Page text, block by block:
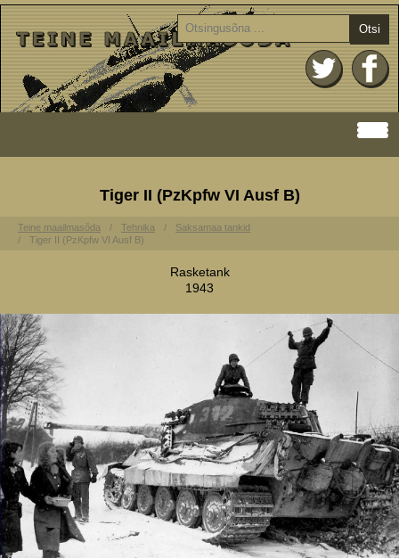
Otsi
Tiger II (PzKpfw VI Ausf B)
Teine maailmasõda Tehnika
Saksamaa tankid
Tiger II (PzKpfw VI Ausf B)
Rasketank
1943